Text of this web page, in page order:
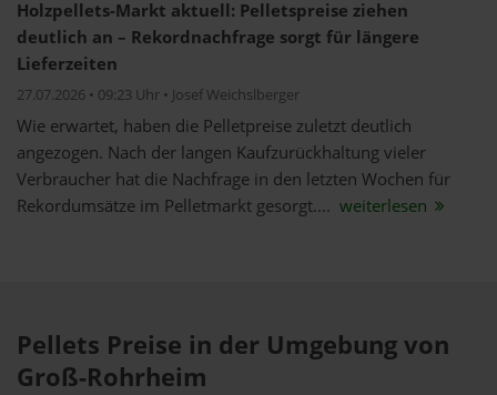
Holzpellets-Markt aktuell: Pelletspreise ziehen
deutlich an – Rekordnachfrage sorgt für längere
Lieferzeiten
27.07.2026 • 09:23 Uhr • Josef Weichslberger
Wie erwartet, haben die Pelletpreise zuletzt deutlich
angezogen. Nach der langen Kaufzurückhaltung vieler
Verbraucher hat die Nachfrage in den letzten Wochen für
Rekordumsätze im Pelletmarkt gesorgt.... weiterlesen
Pellets Preise in der Umgebung von
Groß-Rohrheim